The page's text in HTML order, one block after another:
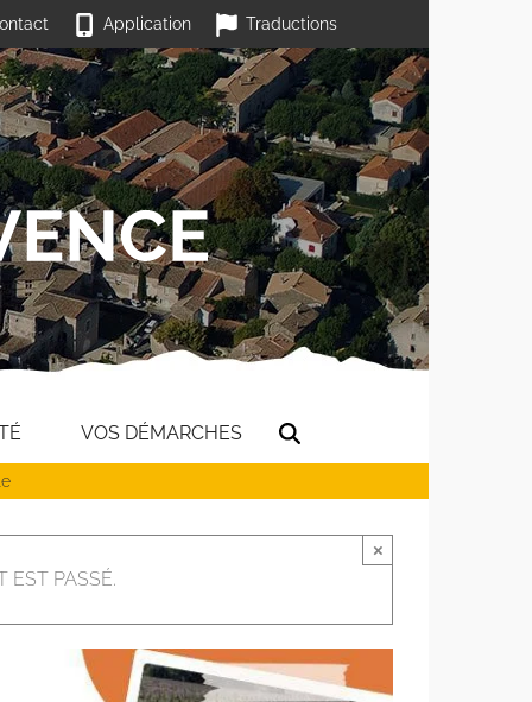
Application Traductions
VOS DÉMARCHES
EST PASSÉ.
×